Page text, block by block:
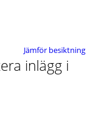
Jämför besiktning
inlägg i